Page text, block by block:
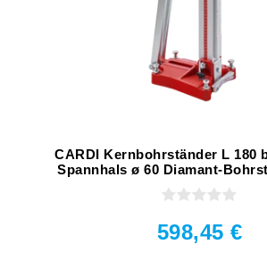
CARDI Kernbohrständer L 180
Spannhals ø 60 Diamant-
598,45 €